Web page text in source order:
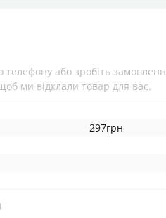
або зробіть
ми відклали товар для вас.
297грн